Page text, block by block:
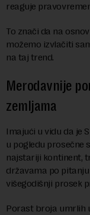
reaguje
To znači da na
možemo izvlačiti
na taj trend.
Merodavnije
zemljama
Imajući u vidu da je
u pogledu prosečne
najstariji kontinent,
državama po
višegodišnji prosek
Porast broja umrlih